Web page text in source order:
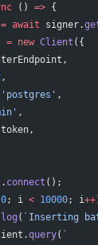
() => {
await signer.
= new Client ({
,
'postgres' ,
,
connect ();
; i < 10000; i++
log ( `Inserting
query( `